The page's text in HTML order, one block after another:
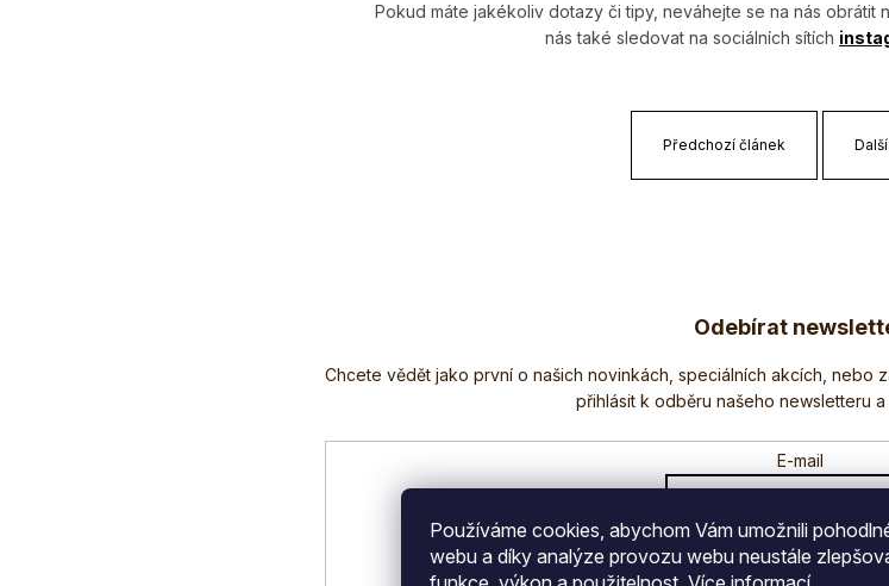
Používáme cookies, abychom Vám umožnili
webu a díky analýze provozu webu neustále
Pokud máte jakékoliv dotazy či tipy, neváhejte se na nás obrátit
nás také sledovat na sociálních sítích
Předchozí článek
Odebírat
Nezmeškejte žádné novinky
E-mail
Vložením e-mailu souhlasíte spodmínkami